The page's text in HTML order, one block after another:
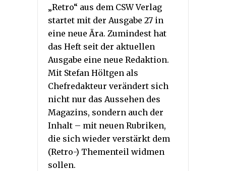
„Retro“ aus dem CSW Verlag
startet mit der Ausgabe 27 in
eine neue Ära. Zumindest hat
das Heft seit der aktuellen
Ausgabe eine neue Redaktion.
Mit Stefan Höltgen als
Chefredakteur verändert sich
nicht nur das Aussehen des
Magazins, sondern auch der
Inhalt – mit neuen Rubriken,
die sich wieder verstärkt dem
(Retro-) Thementeil widmen
sollen.